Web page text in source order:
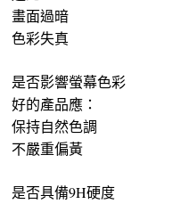
畫面過暗
色彩失真
是否影響螢幕色彩
好的產品應：
保持自然色調
不嚴重偏黃
是否具備9H硬度